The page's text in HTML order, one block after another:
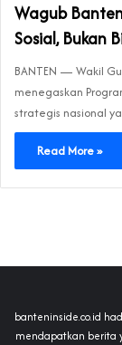
Wagub
Sosial, Bukan
BANTEN — Wakil
menegaskan
strategis nasional
Read More »
banteninside.co.id
mendapatkan berita